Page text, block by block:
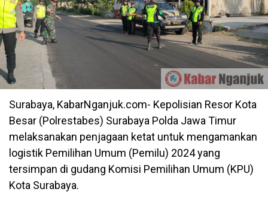
Surabaya, KabarNganjuk.com- Kepolisian Resor Kota
Besar (Polrestabes) Surabaya Polda Jawa Timur
melaksanakan penjagaan ketat untuk mengamankan
logistik Pemilihan Umum (Pemilu) 2024 yang
tersimpan di gudang Komisi Pemilihan Umum (KPU)
Kota Surabaya.